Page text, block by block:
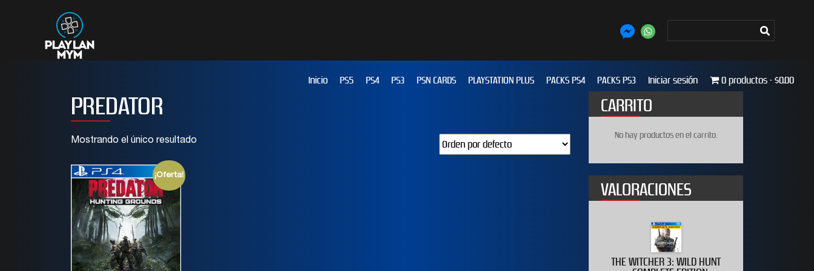
Inicio PS5 PS4 PS3 PSN CARDS PLAYSTATION PLUS PACKS PS4 PACKS PS3 Iniciar sesión 0 productos $0.00
PREDATOR
Mostrando el único resultado
¡Oferta!
CARRITO
No hay productos en el carrito.
VALORACIONES
THE WITCHER 3: WILD HUNT